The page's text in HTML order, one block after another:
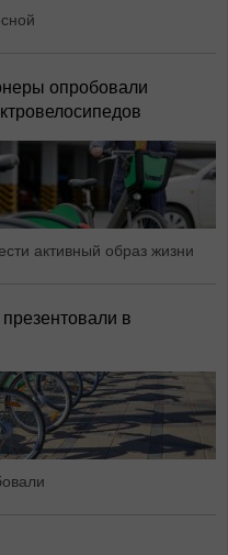
опробовали
активный образ жизни
в